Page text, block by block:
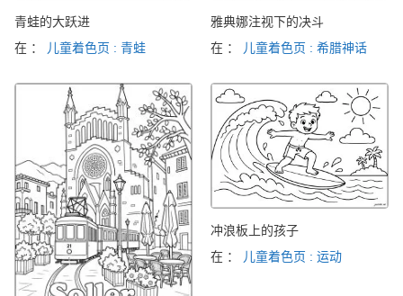
青蛙的大跃进
在 ：
儿童着色页 : 青蛙
雅典娜注视下的决斗
在 ：
儿童着色页 : 希腊神话
冲浪板上的孩子
在 ：
儿童着色页 : 运动